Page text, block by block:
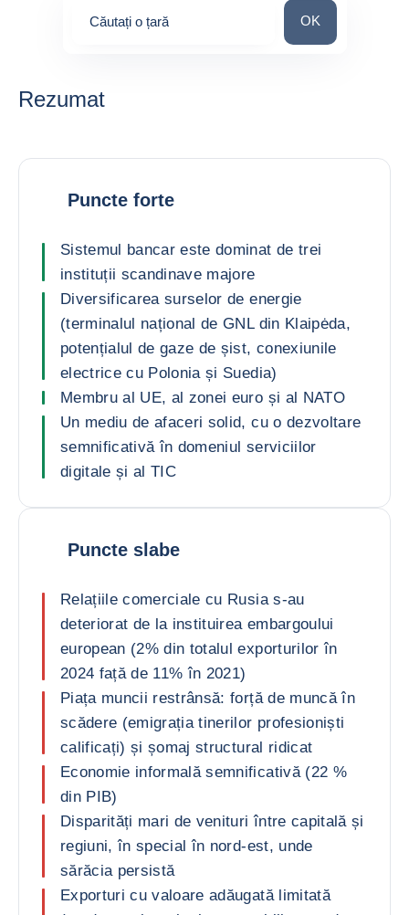
Căutați o țară Căutați o țară
OK
Rezumat
Puncte forte
Sistemul bancar este dominat de trei
instituții scandinave majore
Diversificarea surselor de energie
(terminalul național de GNL din Klaipėda,
potențialul de gaze de șist, conexiunile
electrice cu Polonia și Suedia)
Membru al UE, al zonei euro și al NATO
Un mediu de afaceri solid, cu o dezvoltare
semnificativă în domeniul serviciilor
digitale și al TIC
Puncte slabe
Relațiile comerciale cu Rusia s-au
deteriorat de la instituirea embargoului
european (2% din totalul exporturilor în
2024 față de 11% în 2021)
Piața muncii restrânsă: forță de muncă în
scădere (emigrația tinerilor profesioniști
calificați) și șomaj structural ridicat
Economie informală semnificativă (22 %
din PIB)
Disparități mari de venituri între capitală și
regiuni, în special în nord-est, unde
sărăcia persistă
Exporturi cu valoare adăugată limitată